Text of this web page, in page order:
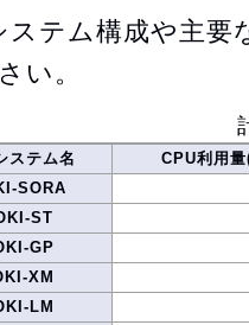
ステム構成や主要
い。
ステム名
CPU利用
SORA
ST
GP
XM
LM